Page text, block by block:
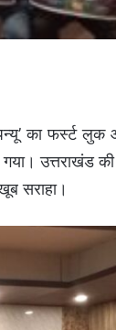
का फर्स्ट लुक
गया। उत्तराखंड
सराहा।